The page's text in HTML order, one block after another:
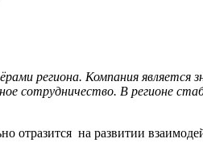
региона. Компания
сотрудничество. В регионе
отразится на развитии